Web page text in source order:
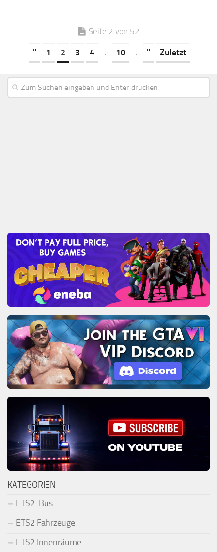
Seite 2 von 52
" 1 2 3 4 . 10 . " Zuletzt
KATEGORIEN
ETS2-Bus
ETS2 Fahrzeuge
ETS2 Innenräume